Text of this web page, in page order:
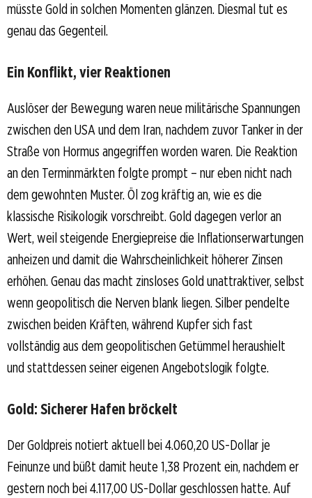
müsste Gold in solchen Momenten glänzen. Diesmal tut es
genau das Gegenteil.
Ein Konflikt, vier Reaktionen
Auslöser der Bewegung waren neue militärische Spannungen
zwischen den USA und dem Iran, nachdem zuvor Tanker in der
Straße von Hormus angegriffen worden waren. Die Reaktion
an den Terminmärkten folgte prompt – nur eben nicht nach
dem gewohnten Muster. Öl zog kräftig an, wie es die
klassische Risikologik vorschreibt. Gold dagegen verlor an
Wert, weil steigende Energiepreise die Inflationserwartungen
anheizen und damit die Wahrscheinlichkeit höherer Zinsen
erhöhen. Genau das macht zinsloses Gold unattraktiver, selbst
wenn geopolitisch die Nerven blank liegen. Silber pendelte
zwischen beiden Kräften, während Kupfer sich fast
vollständig aus dem geopolitischen Getümmel heraushielt
und stattdessen seiner eigenen Angebotslogik folgte.
Gold: Sicherer Hafen bröckelt
Der Goldpreis notiert aktuell bei 4.060,20 US-Dollar je
Feinunze und büßt damit heute 1,38 Prozent ein, nachdem er
gestern noch bei 4.117,00 US-Dollar geschlossen hatte. Auf